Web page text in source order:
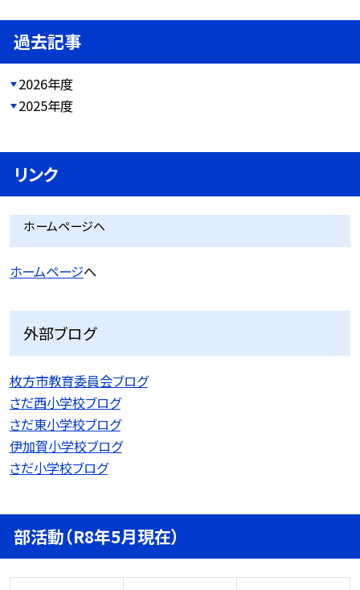
過去記事
2026年度
2025年度
リンク
ホームページへ
ホームページへ
外部ブログ
枚方市教育委員会ブログ
さだ西小学校ブログ
さだ東小学校ブログ
伊加賀小学校ブログ
さだ小学校ブログ
部活動（R8年5月現在）